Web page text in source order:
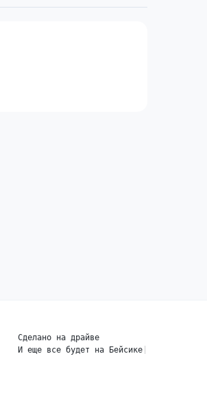
Сделано на драйве
И еще все будет на Бейсике